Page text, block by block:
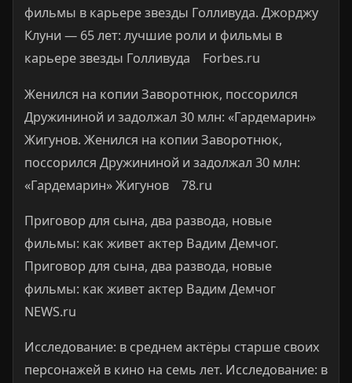
фильмы в карьере звезды Голливуда. Джорджу
Клуни — 65 лет: лучшие роли и фильмы в
карьере звезды Голливуда Forbes.ru
Женился на копии Заворотнюк, поссорился
Дружининой и задолжал 30 млн: «Гардемарин»
Жигунов. Женился на копии Заворотнюк,
поссорился Дружининой и задолжал 30 млн:
«Гардемарин» Жигунов 78.ru
Приговор для сына, два развода, новые
фильмы: как живет актер Вадим Демчог.
Приговор для сына, два развода, новые
фильмы: как живет актер Вадим Демчог
NEWS.ru
Исследование: в среднем актёры старше своих
персонажей в кино на семь лет. Исследование: в